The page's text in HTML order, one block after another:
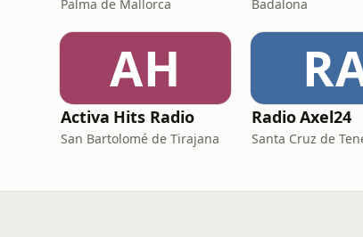
Palma de Mallorca Badalona
AH
Activa Hits Radio
San Bartolomé de Tirajana
Radio Axel24